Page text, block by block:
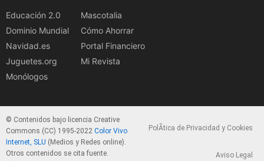
Educación 2.0
Dominio Mundial
Navidad.es
Juguetes.org
Monólogos
Mascotalia
Cómo Ahorrar
Portal Financiero
Mi Revista
© Contenidos bajo licencia Creative
Commons (CC) 1995-2022 Color Vivo
Internet, SLU (Medios y Redes online).
Otros contenidos se cita fuente.
PolÃ­tica de Privacidad y Cookies
Aviso Legal